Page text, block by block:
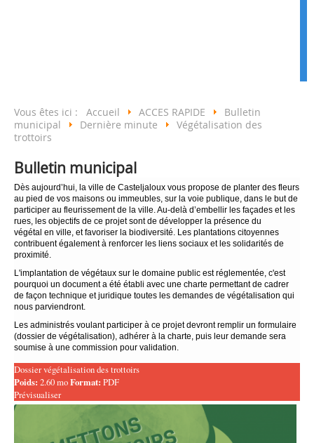
Vous êtes ici : Accueil ACCES RAPIDE
Bulletin
municipal
Dernière minute
Végétalisation des
trottoirs
Bulletin municipal
Dès aujourd’hui, la ville de Casteljaloux vous propose de planter des fleurs
au pied de vos maisons ou immeubles, sur la voie publique, dans le but de
participer au fleurissement de la ville. Au-delà d’embellir les façades et les
rues, les objectifs de ce projet sont de développer la présence du
végétal en ville, et favoriser la biodiversité. Les plantations citoyennes
contribuent également à renforcer les liens sociaux et les solidarités de
proximité.
L'implantation de végétaux sur le domaine public est réglementée, c'est
pourquoi un document a été établi avec une charte permettant de cadrer
de façon technique et juridique toutes les demandes de végétalisation qui
nous parviendront.
Les administrés voulant participer à ce projet devront remplir un formulaire
(dossier de végétalisation), adhérer à la charte, puis leur demande sera
soumise à une commission pour validation.
Dossier végétalisation des trottoirs
Poids: 2.60 moFormat: PDF
Prévisualiser